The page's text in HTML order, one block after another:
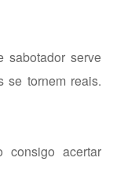
sabotador serve
se tornem reais.
consigo acertar